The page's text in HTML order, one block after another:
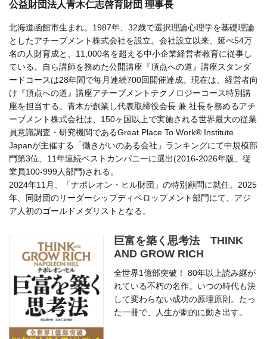
公益財団法人青木仁志啓育財団 理事長
北海道函館市生まれ。1987年、32歳で選択理論心理学を基礎理論
としたアチーブメント株式会社を設立。会社設立以来、延べ54万
名の人財育成と、11,000名を超える中小企業経営者教育に従事し
ている。自ら講師を務めた公開講座『頂点への道』講座スタンダ
ードコースは28年間で毎月連続700回開催達成。現在は、経営者向
け『頂点への道』講座アチーブメントテクノロジーコース特別講
座を担当する。青木が創業し代表取締役会長 兼 社長を務めるアチ
ーブメント株式会社は、150ヶ国以上で実施される世界最大の従業
員意識調査・研究機関であるGreat Place To Work® Institute
Japanが主催する「働きがいのある会社」ランキングにて中規模部
門第3位、11年連続ベストカンパニーに選出(2016-2026年版、従
業員100-999人部門)される。
2024年11月、「ナポレオン・ヒル財団」の特別顧問に就任。2025
年、同財団のリーダーシップディベロップメント部門にて、アジ
ア人初のゴールドメダリストとなる。
巨富を築く思考法 THINK
AND GROW RICH
全世界1億部突破！ 80年以上読み継が
れている不朽の名作。いつの時代も決
して変わらない成功の原理原則。たっ
た一冊で、人生が劇的に動き出す。